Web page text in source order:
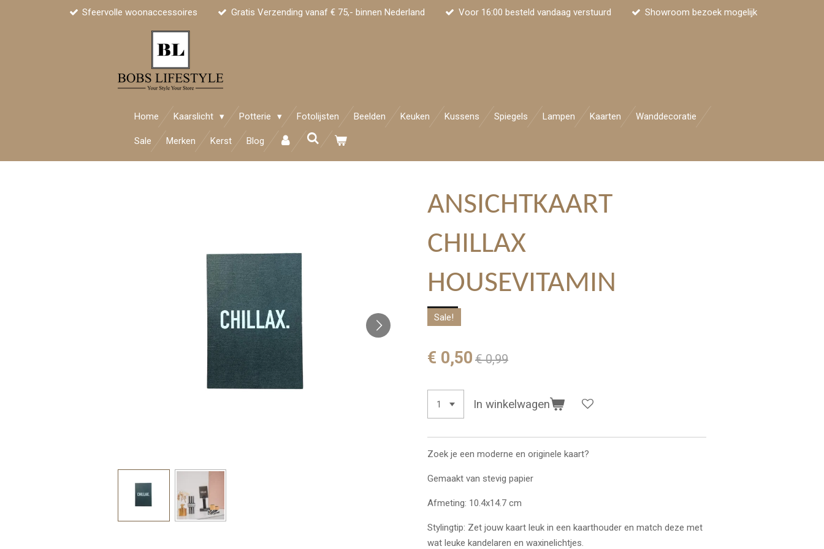
Sfeervolle woonaccessoires Gratis Verzending vanaf € 75,- binnen Nederland Voor 16:00 besteld vandaag verstuurd Showroom bezoek mogelijk
Home Kaarslicht Potterie Fotolijsten Beelden Keuken Kussens Spiegels Lampen Kaarten Wanddecoratie
Sale Merken Kerst Blog
ANSICHTKAART
CHILLAX
HOUSEVITAMIN
Sale!
€ 0,50 € 0,99
In winkelwagen
Zoek je een moderne en originele kaart?
Gemaakt van stevig papier
Afmeting: 10.4x14.7 cm
Stylingtip: Zet jouw kaart leuk in een kaarthouder en match deze met
wat leuke kandelaren en waxinelichtjes.